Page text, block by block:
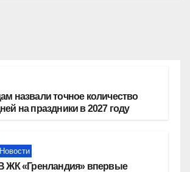
назвали точное количество
на праздники в 2027 году
Новости
В ЖК «Гренландия» впервые